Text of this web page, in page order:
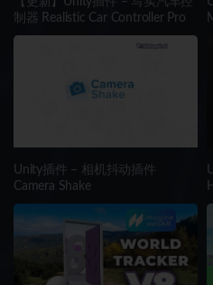
制器 Realistic Car Controller Pro
Unity插件 – 相机抖动插件
Camera Shake